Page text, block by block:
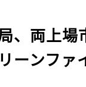
、両上場
ーンファ